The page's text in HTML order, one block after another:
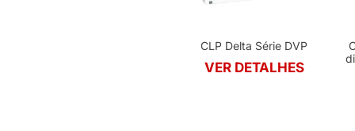
CLP Delta Série DVP
VER DETALHES